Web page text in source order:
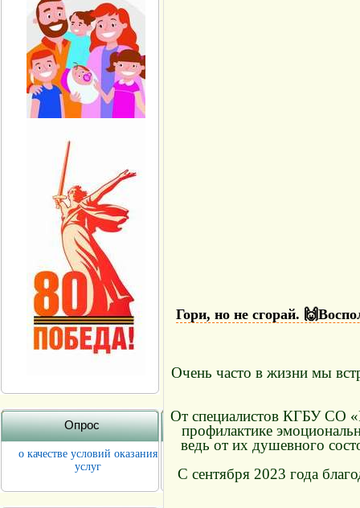
Опрос
о качестве условий оказания
услуг
Гори, но не сгорай.
Очень часто в жизни мы
От специалистов КГБУ СО
профилактике
ведь от их душевного
С сентября 2023 года